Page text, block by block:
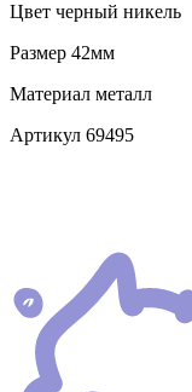
Цвет черный никель
Размер 42мм
Материал металл
Артикул 69495